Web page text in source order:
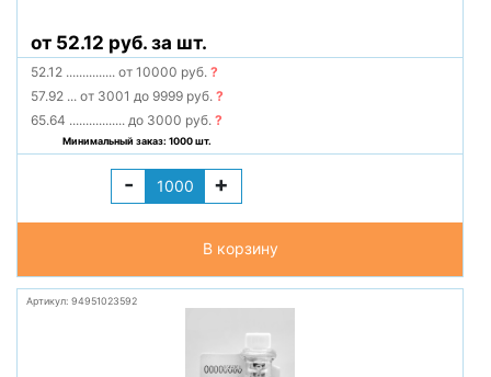
от 52.12 руб. за шт.
52.12 ............... от 10000 руб.?
57.92 ... от 3001 до 9999 руб.?
65.64 ................. до 3000 руб.?
Минимальный заказ: 1000 шт.
- +
В корзину
Артикул: 94951023592